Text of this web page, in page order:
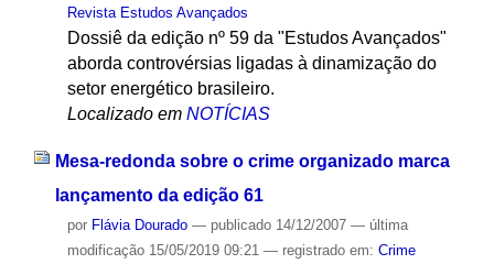
Revista Estudos Avançados
Dossiê da edição nº 59 da "Estudos Avançados"
aborda controvérsias ligadas à dinamização do
setor energético brasileiro.
Localizado em NOTÍCIAS
Mesa-redonda sobre o crime organizado marca
lançamento da edição 61
por Flávia Dourado — publicado14/12/2007 — última
modificação15/05/2019 09:21 — registrado em: Crime